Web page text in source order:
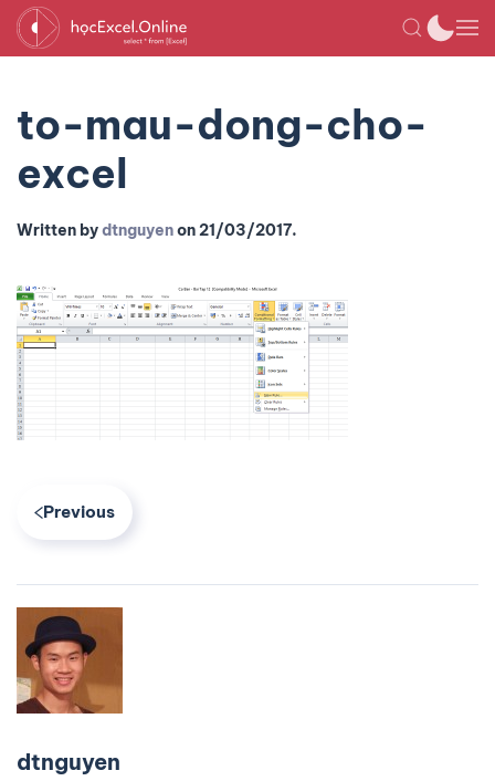
to-mau-dong-cho-
excel
Written bydtnguyenon21/03/2017.
Previous
dtnguyen